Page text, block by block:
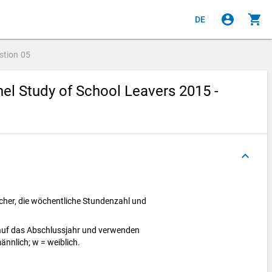
DE account_circle shopping_cart
05
Study of School Leavers 2015 -
keyboard_arrow_up
die wöchentliche Stundenzahl und
das Abschlussjahr und verwenden
w = weiblich.